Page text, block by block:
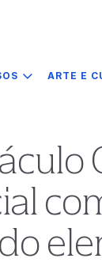
ARTE E